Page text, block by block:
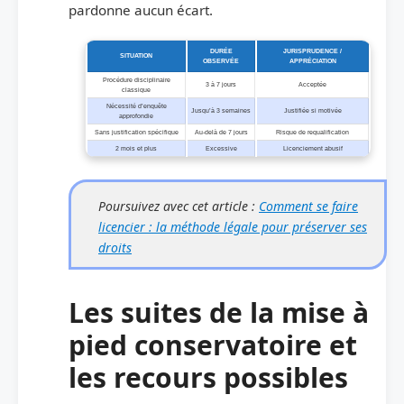
pardonne aucun écart.
SITUATION
DURÉE
OBSERVÉE
JURISPRUDENCE /
APPRÉCIATION
Procédure disciplinaire
classique
3 à 7 jours Acceptée
Nécessité d’enquête
approfondie
Jusqu’à 3 semaines Justifiée si motivée
Sans justification spécifique Au-delà de 7 jours Risque de requalification
2 mois et plus Excessive Licenciement abusif
Poursuivez avec cet article : Comment se faire
licencier : la méthode légale pour préserver ses
droits
Les suites de la mise à
pied conservatoire et
les recours possibles